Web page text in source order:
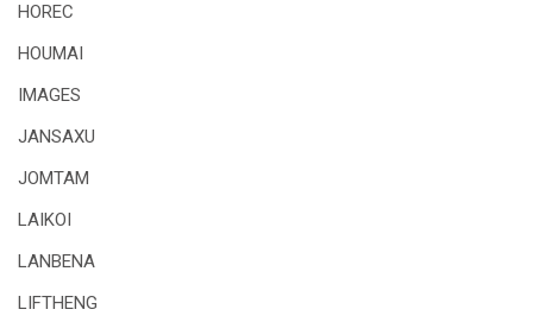
HOREC
HOUMAI
IMAGES
JANSAXU
JOMTAM
LAIKOI
LANBENA
LIFTHENG